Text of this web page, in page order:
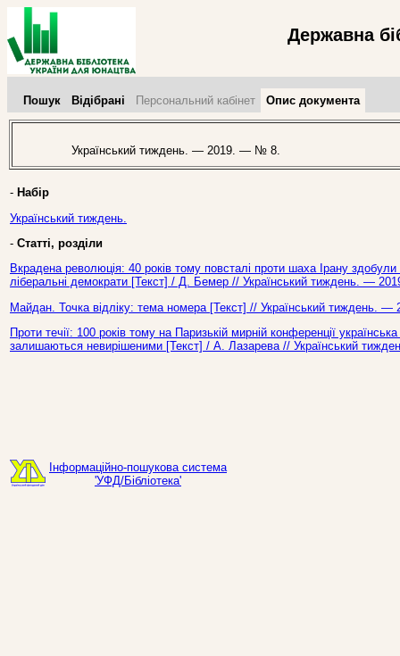
Державна
Пошук Відібрані Персональний кабінет Опис документа
Український тиждень. — 2019. — № 8.
- Набір
Український тиждень.
- Статті, розділи
Вкрадена революція: 40 років тому повсталі проти шаха Ірану
ліберальні демократи [Текст] / Д. Бемер // Український тиждень. —
Майдан. Точка відліку: тема номера [Текст] // Український
Проти течії: 100 років тому на Паризькій мирній конференції
залишаються невирішеними [Текст] / А. Лазарева // Український
Інформаційно-пошукова система
'УФД/Бібліотека'